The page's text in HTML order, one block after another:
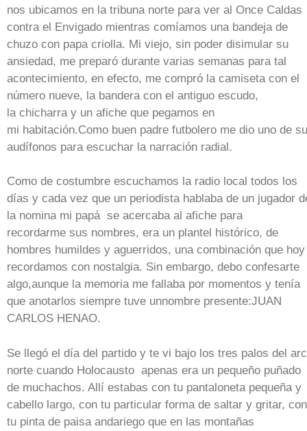
nos ubicamos en la tribuna norte para ver al Once Caldas
contra el Envigado mientras comíamos una bandeja de
chuzo con papa criolla. Mi viejo, sin poder disimular su
ansiedad, me preparó durante varias semanas para tal
acontecimiento, en efecto, me compró la camiseta con el
número nueve, la bandera con el antiguo escudo,
la chicharra y un afiche que pegamos en
mi habitación.Como buen padre futbolero me dio uno de
audífonos para escuchar la narración radial.
Como de costumbre escuchamos la radio local todos los
días y cada vez que un periodista hablaba de un jugador
la nomina mi papá se acercaba al afiche para
recordarme sus nombres, era un plantel histórico, de
hombres humildes y aguerridos, una combinación que hoy
recordamos con nostalgia. Sin embargo, debo confesarte
algo,aunque la memoria me fallaba por momentos y tenía
que anotarlos siempre tuve unnombre presente:JUAN
CARLOS HENAO.
Se llegó el día del partido y te vi bajo los tres palos del
norte cuando Holocausto apenas era un pequeño puñado
de muchachos. Allí estabas con tu pantaloneta pequeña y
cabello largo, con tu particular forma de saltar y gritar, con
tu pinta de paisa andariego que en las montañas